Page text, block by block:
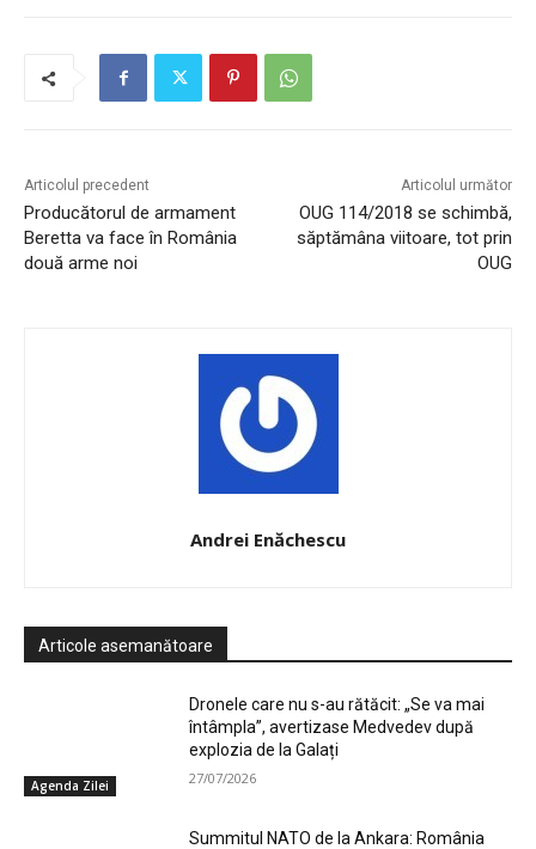
Articolul precedent
Producătorul de armament
Beretta va face în România
două arme noi
Articolul următor
OUG 114/2018 se schimbă,
săptămâna viitoare, tot prin
OUG
Andrei Enăchescu
Articole asemanătoare
Agenda Zilei
Dronele care nu s-au rătăcit: „Se va mai
întâmpla”, avertizase Medvedev după
explozia de la Galați
27/07/2026
Summitul NATO de la Ankara: România